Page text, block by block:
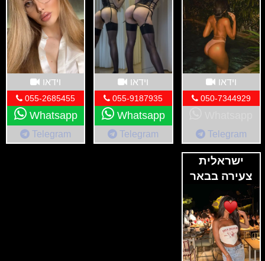
וידאו
050-7344929
Telegram
וידאו
055-9187935
Whatsapp
Telegram
וידאו
055-2685455
Whatsapp
Telegram
ישראלית
צעירה בבאר